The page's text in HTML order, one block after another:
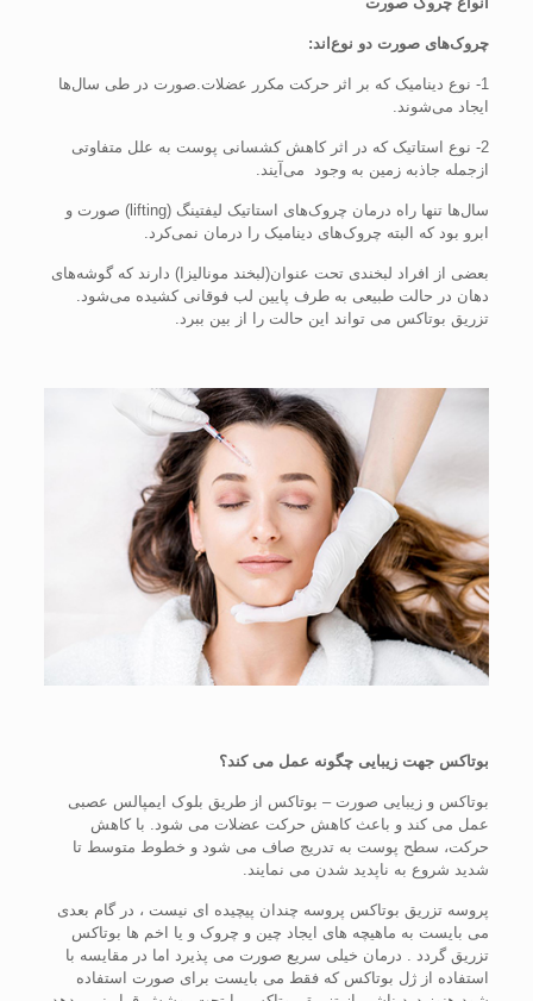
چروک‌های صورت دو نوع‌اند:
1- نوع دینامیک که بر اثر حرکت مکرر عضلات.صورت در طی سال‌ها
ایجاد می‌شوند.
2- نوع استاتیک که در اثر کاهش کشسانی پوست به علل متفاوتی
ازجمله جاذبه زمین به وجود می‌آیند.
سال‌ها تنها راه درمان چروک‌های استاتیک لیفتینگ (lifting) صورت و
ابرو بود که البته چروک‌های دینامیک را درمان نمی‌کرد.
بعضی از افراد لبخندی تحت عنوان(لبخند مونالیزا) دارند که گوشه‌های
دهان در حالت طبیعی به طرف پایین لب فوقانی کشیده می‌شود.
تزریق بوتاکس می تواند این حالت را از بین ببرد.
بوتاکس جهت زیبایی چگونه عمل می کند؟
بوتاکس و زیبایی صورت – بوتاکس از طریق بلوک ایمپالس عصبی
عمل می کند و باعث کاهش حرکت عضلات می شود. با کاهش
حرکت، سطح پوست به تدریج صاف می شود و خطوط متوسط تا
شدید شروع به ناپدید شدن می نمایند.
پروسه تزریق بوتاکس پروسه چندان پیچیده ای نیست ، در گام بعدی
می بایست به ماهیچه های ایجاد چین و چروک و یا اخم ها بوتاکس
تزریق گردد . درمان خیلی سریع صورت می پذیرد اما در مقایسه با
استفاده از ژل بوتاکس که فقط می بایست برای صورت استفاده